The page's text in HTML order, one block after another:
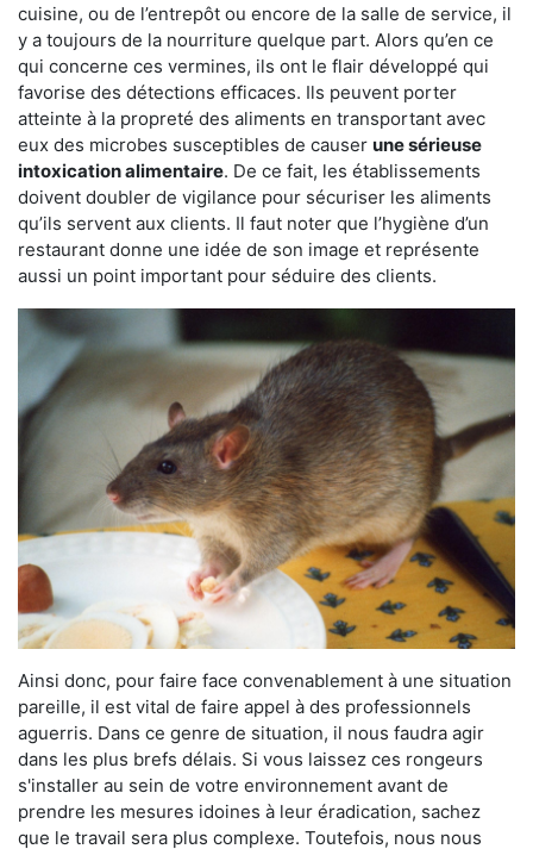
cuisine, ou de l’entrepôt ou encore de la salle de service, il
y a toujours de la nourriture quelque part. Alors qu’en ce
qui concerne ces vermines, ils ont le flair développé qui
favorise des détections efficaces. Ils peuvent porter
atteinte à la propreté des aliments en transportant avec
eux des microbes susceptibles de causer une sérieuse
intoxication alimentaire. De ce fait, les établissements
doivent doubler de vigilance pour sécuriser les aliments
qu’ils servent aux clients. Il faut noter que l’hygiène d’un
restaurant donne une idée de son image et représente
aussi un point important pour séduire des clients.
Ainsi donc, pour faire face convenablement à une situation
pareille, il est vital de faire appel à des professionnels
aguerris. Dans ce genre de situation, il nous faudra agir
dans les plus brefs délais. Si vous laissez ces rongeurs
s'installer au sein de votre environnement avant de
prendre les mesures idoines à leur éradication, sachez
que le travail sera plus complexe. Toutefois, nous nous